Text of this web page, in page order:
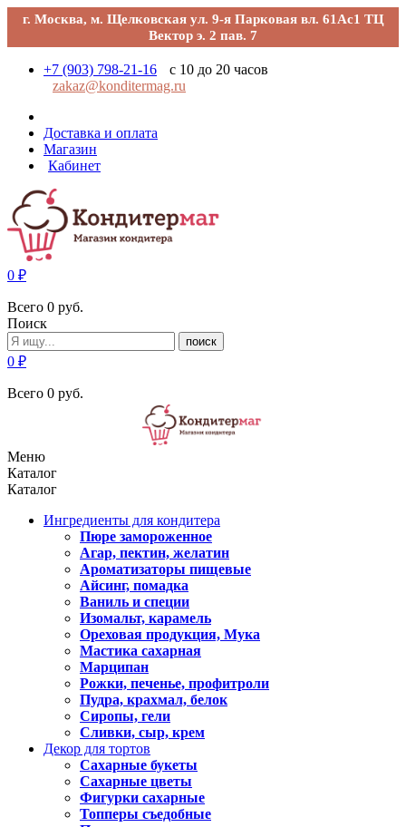
г. Москва, м. Щелковская ул. 9-я Парковая вл. 61Ас1 ТЦ
Вектор э. 2 пав. 7
+7 (903) 798-21-16
с 10 до 20 часов
zakaz@konditermag.ru
Доставка и оплата
Магазин
Кабинет
0 ₽
Всего 0 руб.
Поиск
поиск
0 ₽
Всего 0 руб.
Меню
Каталог
Каталог
Ингредиенты для кондитера
Пюре замороженное
Агар, пектин, желатин
Ароматизаторы пищевые
Айсинг, помадка
Ваниль и специи
Изомальт, карамель
Ореховая продукция, Мука
Мастика сахарная
Марципан
Рожки, печенье, профитроли
Пудра, крахмал, белок
Сиропы, гели
Сливки, сыр, крем
Декор для тортов
Сахарные букеты
Сахарные цветы
Фигурки сахарные
Топперы съедобные